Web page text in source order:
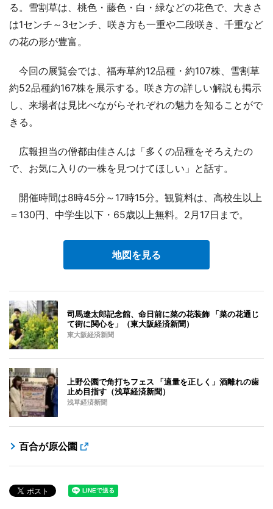
る。雪割草は、桃色・藤色・白・緑などの花色で、大きさ
は1センチ～3センチ、咲き方も一重や二段咲き、千重など
の花の形が豊富。
今回の展覧会では、福寿草約12品種・約107株、雪割草
約52品種約167株を展示する。咲き方の詳しい解説も掲示
し、来場者は見比べながらそれぞれの魅力を知ることがで
きる。
広報担当の僧都由佳さんは「多くの品種をそろえたの
で、お気に入りの一株を見つけてほしい」と話す。
開催時間は8時45分～17時15分。観覧料は、高校生以上
＝130円、中学生以下・65歳以上無料。2月17日まで。
地図を見る
司馬遼太郎記念館、命日前に菜の花装飾 「菜の花通じ
て街に関心を」（東大阪経済新聞）
東大阪経済新聞
上野公園で角打ちフェス 「適量を正しく」酒離れの歯
止め目指す（浅草経済新聞）
浅草経済新聞
百合が原公園